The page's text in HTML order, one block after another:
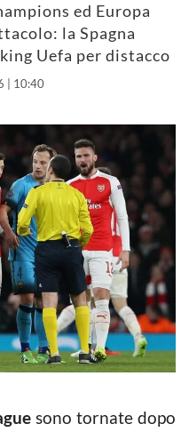
ed Europa
la Spagna
Uefa per distacco
| 10:40
sono tornate dopo